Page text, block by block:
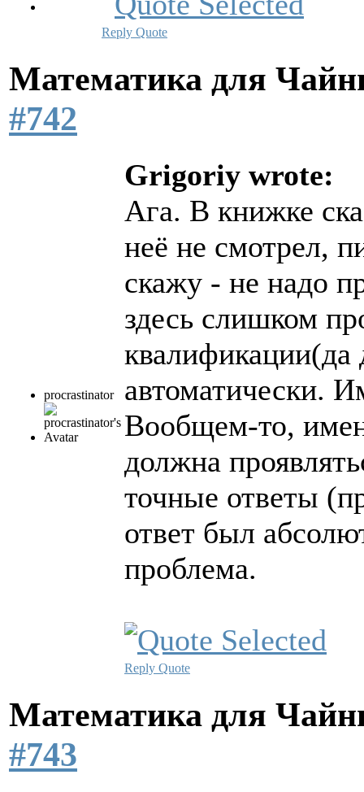
Reply Quote
Математика для
#742
procrastinator
Grigoriy wrote:
Ага. В книжке
неё не смотрел,
скажу - не надо
здесь слишком
автоматически.
Вообщем-то,
должна
точные ответы
ответ был
проблема.
Reply Quote
Математика для
#743